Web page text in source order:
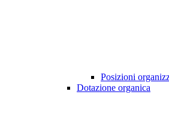
Posizioni
Dotazione organica